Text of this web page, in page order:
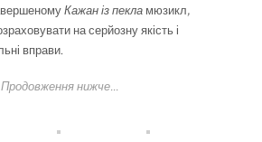
Кажан із пекла мюзикл,
на серйозну якість і
вправи.
Продовження нижче...